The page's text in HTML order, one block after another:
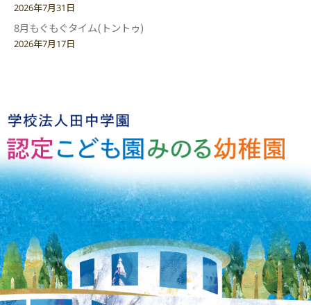
2026年7月31日
8月もぐもぐタイム(トントゥ)
2026年7月17日